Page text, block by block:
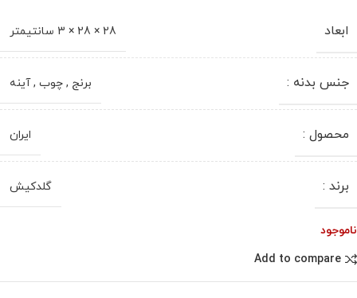
ابعاد 28 × 28 × 3 سانتیمتر
جنس بدنه : برنج , چوب ,آینه
محصول : ایران
برند : گلدکیش
ناموجود
Add to compare